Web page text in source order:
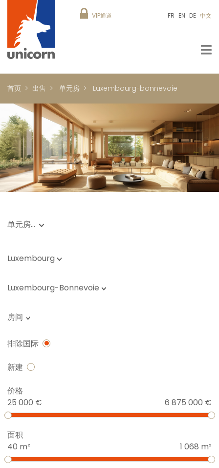
VIP通道 FR EN DE 中文
首页 出售 单元房 Luxembourg-bonnevoie
单元房…
Luxembourg
Luxembourg-Bonnevoie
房间
排除国际
新建
价格
25 000 €
6 875 000 €
面积
40 m²
1 068 m²